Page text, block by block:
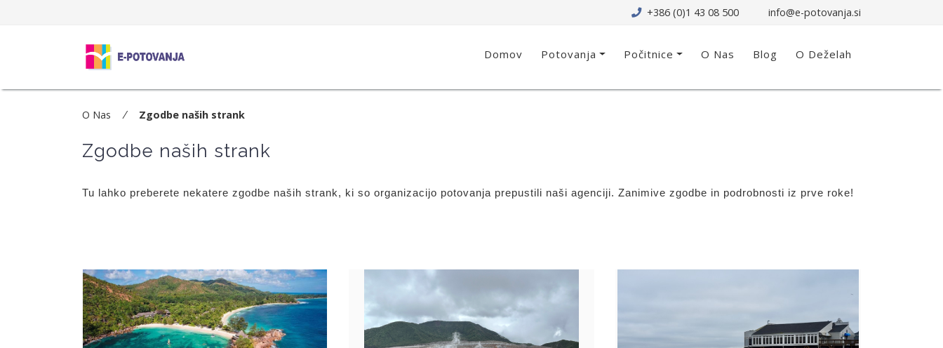
+386 (0)1 43 08 500 info@e-potovanja.si
Domov Potovanja Počitnice O Nas Blog O Deželah
O Nas Zgodbe naših strank
Zgodbe naših strank
Tu lahko preberete nekatere zgodbe naših strank, ki so organizacijo potovanja prepustili naši agenciji. Zanimive zgodbe in podrobnosti iz prve roke!